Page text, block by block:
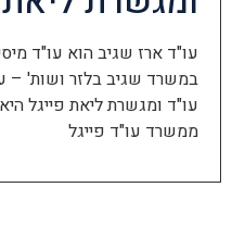
format_underlined הוסף קו תחתון לקישורים
font_download סמן קישורים
את
עו"ד ארז שגיב הוא עו"ד
במשרד שגיב בלזר ושות' –
עו"ד ומגשרת ליאת פייגל
ממשרד עו"ד פייגל